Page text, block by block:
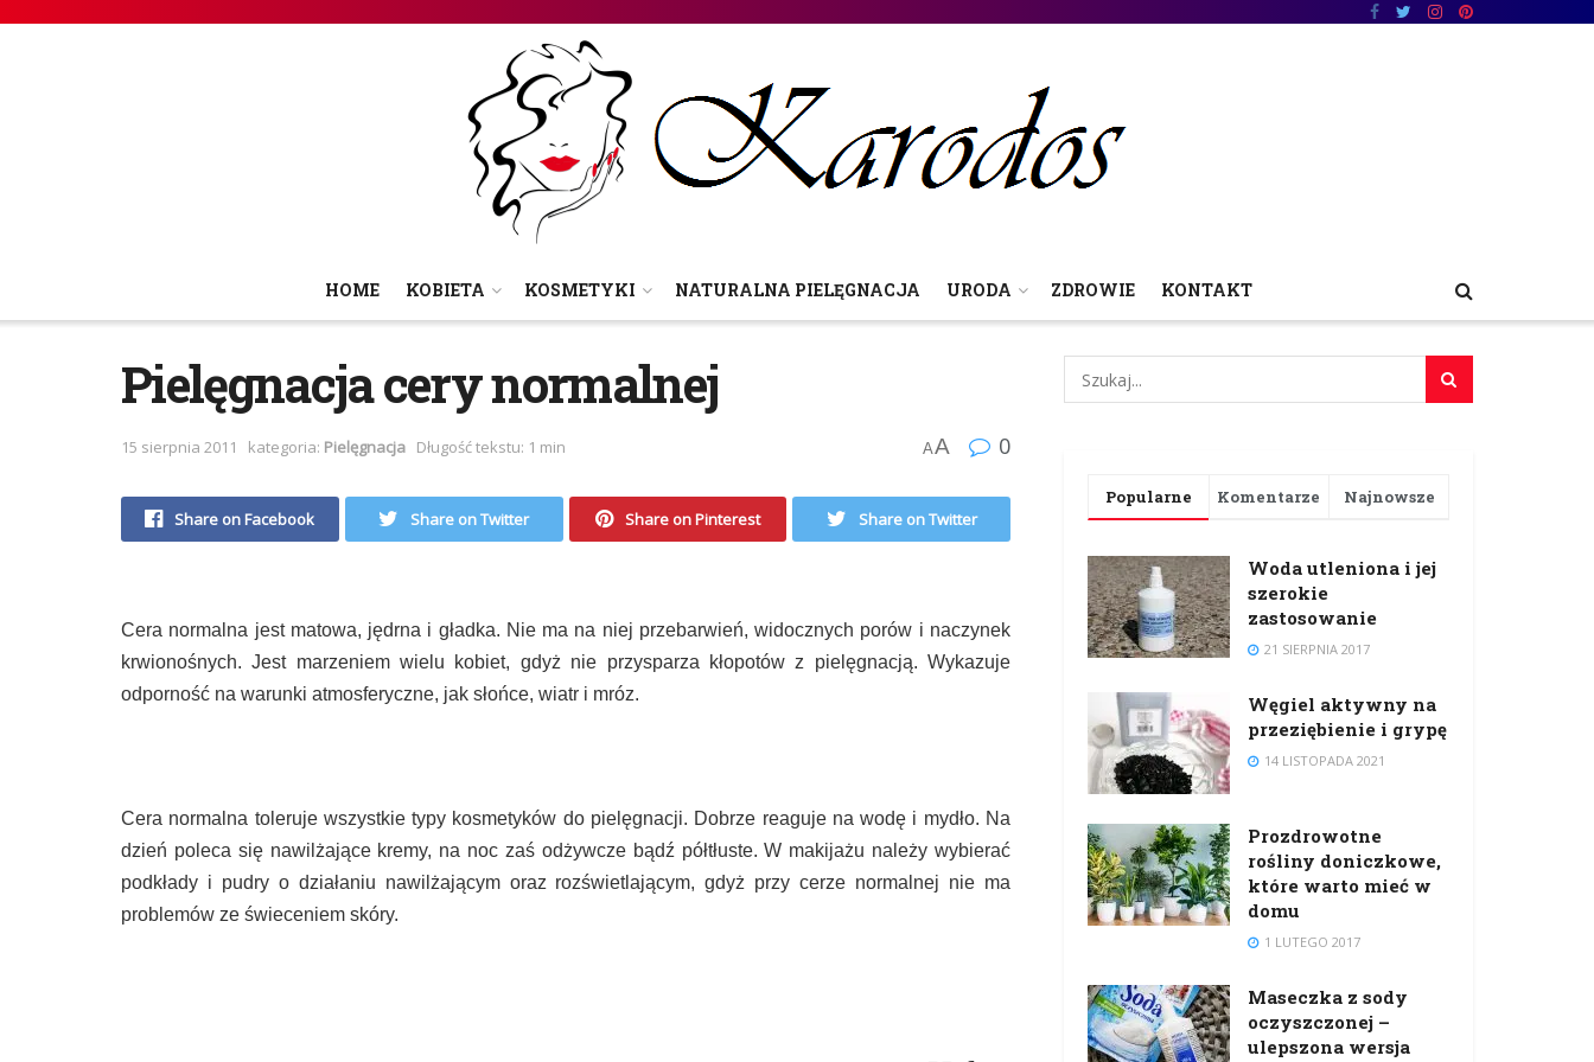
HOME KOBIETA KOSMETYKI NATURALNA PIELĘGNACJA URODA ZDROWIE KONTAKT
Pielęgnacja cery normalnej
15 sierpnia 2011 kategoria: Pielęgnacja Długość tekstu: 1 min AA 0
Share on Facebook Share on Twitter Share on Pinterest Share on Twitter
Cera normalna jest matowa, jędrna i gładka. Nie ma na niej przebarwień, widocznych porów i naczynek
krwionośnych. Jest marzeniem wielu kobiet, gdyż nie przysparza kłopotów z pielęgnacją. Wykazuje
odporność na warunki atmosferyczne, jak słońce, wiatr i mróz.
Cera normalna toleruje wszystkie typy kosmetyków do pielęgnacji. Dobrze reaguje na wodę i mydło. Na
dzień poleca się nawilżające kremy, na noc zaś odżywcze bądź półtłuste. W makijażu należy wybierać
podkłady i pudry o działaniu nawilżającym oraz rozświetlającym, gdyż przy cerze normalnej nie ma
problemów ze świeceniem skóry.
Popularne Komentarze Najnowsze
Woda utleniona i jej
szerokie
zastosowanie
21 SIERPNIA 2017
Węgiel aktywny na
przeziębienie i grypę
14 LISTOPADA 2021
Prozdrowotne
rośliny doniczkowe,
które warto mieć w
domu
1 LUTEGO 2017
Maseczka z sody
oczyszczonej –
ulepszona wersja